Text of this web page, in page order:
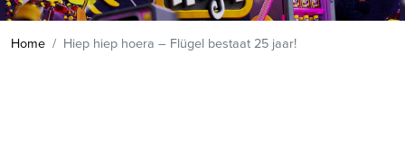
Home Hiep hiep hoera – Flügel bestaat 25 jaar!